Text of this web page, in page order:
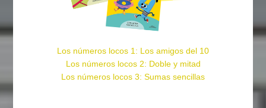
Los números locos 1: Los amigos del 10
Los números locos 2: Doble y mitad
Los números locos 3: Sumas sencillas